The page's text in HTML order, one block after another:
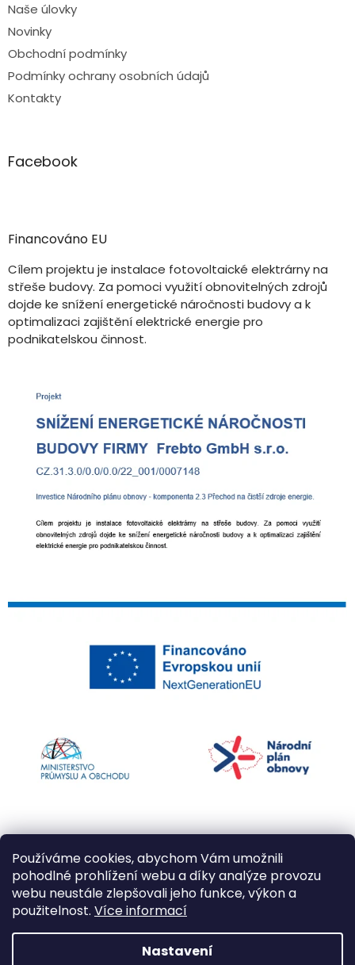
Používáme cookies, abychom Vám umožnili
pohodlné prohlížení webu a díky analýze provozu
webu neustále zlepšovali jeho funkce, výkon a
použitelnost. Více informací
Nastavení
Naše úlovky
Novinky
Obchodní podmínky
Podmínky ochrany osobních údajů
Kontakty
Facebook
Financováno EU
Cílem projektu je instalace fotovoltaické elektrárny na
střeše budovy. Za pomoci využití obnovitelných zdrojů
dojde ke snížení energetické náročnosti budovy a k
optimalizaci zajištění elektrické energie pro
podnikatelskou činnost.
Vytvořil Shoptet